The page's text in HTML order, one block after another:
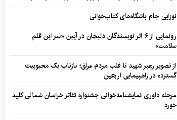
نوزایی جام باشگاه‌های کتاب‌خوانی
رونمایی از ۶ اثر نویسندگان دلیجان در آیین «سر این قلم
سلامت»
از تصویر رهبر شهید تا قلب مردم عراق؛ بازتاب یک محبوبیت
گسترده در راهپیمایی اربعین
مرحله داوری نمایشنامه‌خوانی جشنواره تئاتر خراسان شمالی کلید
خورد